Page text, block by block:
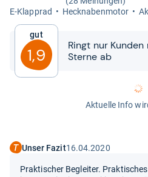
E-​Klapprad
Heck­na­ben­mo­tor
Gut
1,9
Ringt nur
Sterne ab
Aktuelle Info
Unser Fazit16.04.2020
Praktischer Begleiter.